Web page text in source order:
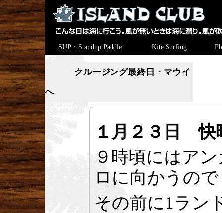
SUP・Standup Paddle. Kite Surfing
クルージング最終日・マウイ
へ
１月２３日
９時頃にはア
ロに向かうので
その前に1ラン